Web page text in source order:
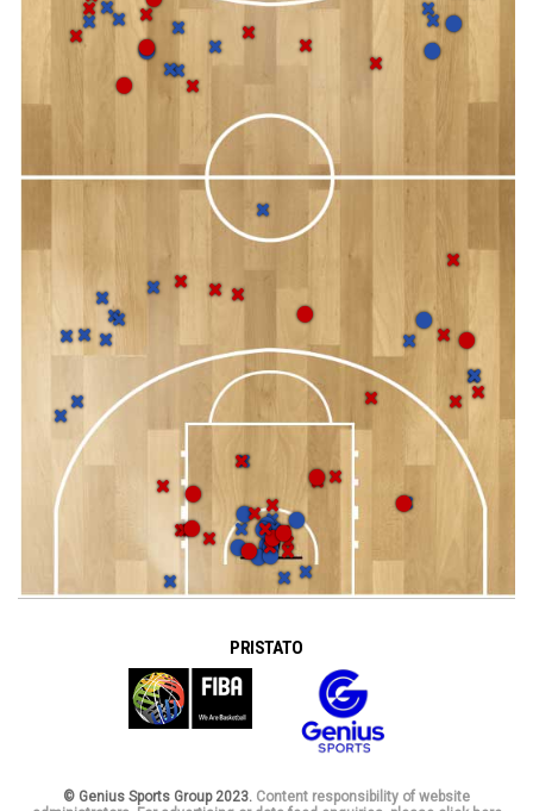
PRISTATO
© Genius Sports Group 2023. Content responsibility of website